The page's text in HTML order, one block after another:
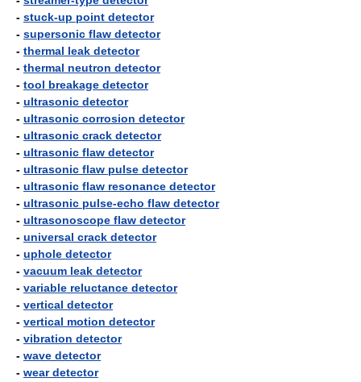
- stuck-up point detector
- supersonic flaw detector
- thermal leak detector
- thermal neutron detector
- tool breakage detector
- ultrasonic detector
- ultrasonic corrosion detector
- ultrasonic crack detector
- ultrasonic flaw detector
- ultrasonic flaw pulse detector
- ultrasonic flaw resonance detector
- ultrasonic pulse-echo flaw detector
- ultrasonoscope flaw detector
- universal crack detector
- uphole detector
- vacuum leak detector
- variable reluctance detector
- vertical detector
- vertical motion detector
- vibration detector
- wave detector
- wear detector